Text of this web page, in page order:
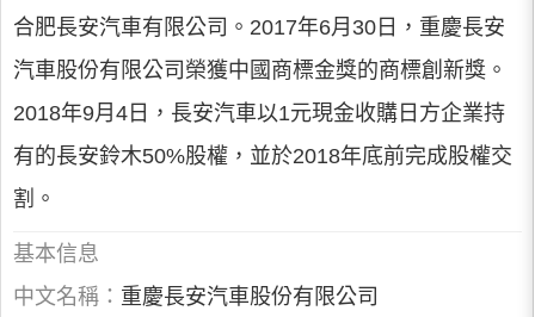
合肥長安汽車有限公司。2017年6月30日，重慶長安
汽車股份有限公司榮獲中國商標金獎的商標創新獎。
2018年9月4日，長安汽車以1元現金收購日方企業持
有的長安鈴木50%股權，並於2018年底前完成股權交
割。
基本信息
中文名稱： 重慶長安汽車股份有限公司